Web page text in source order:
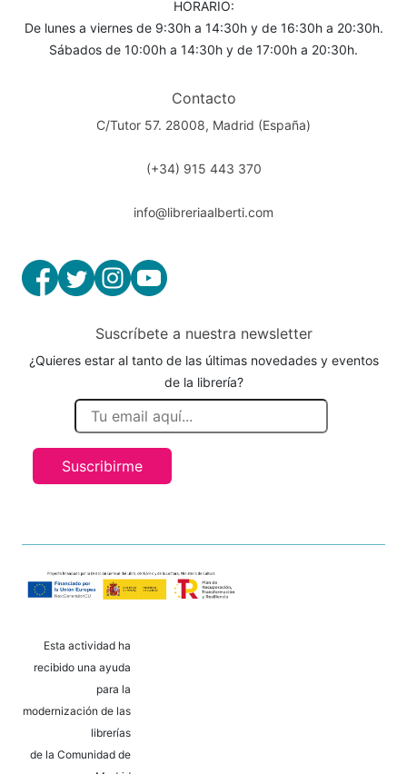
HORARIO:
De lunes a viernes de 9:30h a 14:30h y de 16:30h a 20:30h.
Sábados de 10:00h a 14:30h y de 17:00h a 20:30h.
Contacto
C/Tutor 57. 28008, Madrid (España)
(+34) 915 443 370
info@libreriaalberti.com
Suscríbete a nuestra newsletter
¿Quieres estar al tanto de las últimas novedades y eventos
de la librería?
Suscribirme
Esta actividad ha
recibido una ayuda
para la
modernización de las
librerías
de la Comunidad de